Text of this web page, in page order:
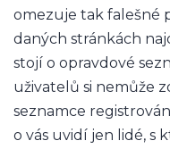
omezuje tak falešné
daných stránkách
stojí o opravdové
uživatelů si nemůže
seznamce
o vás uvidí jen lidé, s